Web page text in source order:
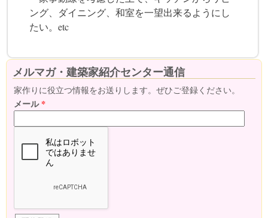
ング、ダイニング、和室を一望出来るようにし
たい。etc
メルマガ・建築家紹介センター通信
家作りに役立つ情報をお送りします。ぜひご登録ください。
メール*